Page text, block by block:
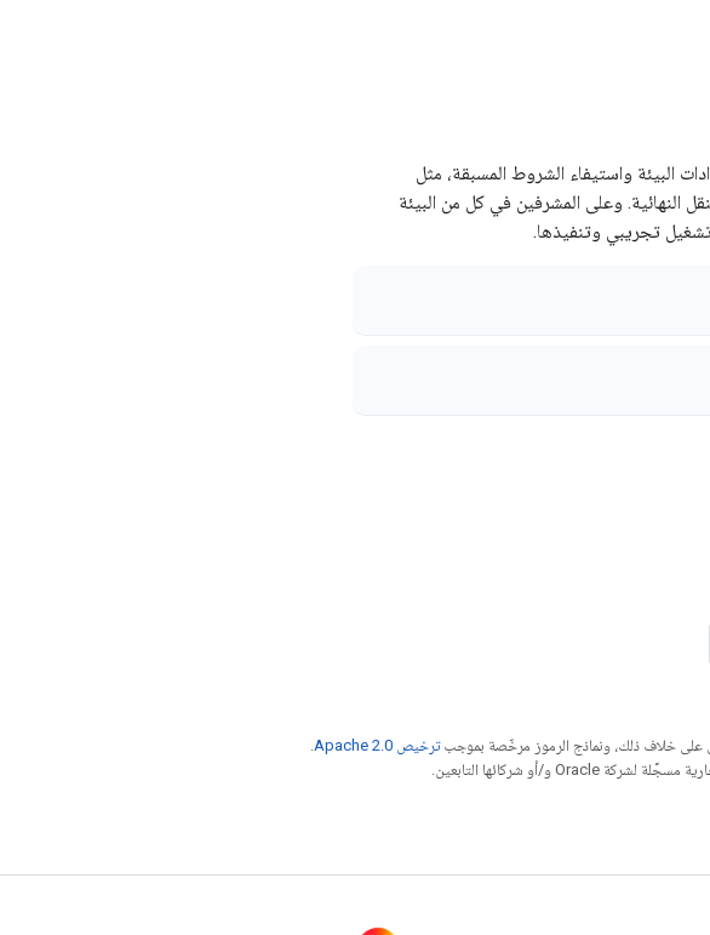
البيئة واستيفاء الشروط المسبقة، مثل
النهائية. وعلى المشرفين في كل من البيئة
تجريبي وتنفيذها.
على خلاف ذلك، ونماذج الرموز مرخّصة بموجبترخيص Apache 2.0‏
.